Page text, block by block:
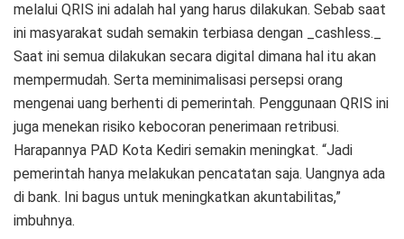
melalui QRIS ini adalah hal yang harus dilakukan. Sebab saat
ini masyarakat sudah semakin terbiasa dengan _cashless._
Saat ini semua dilakukan secara digital dimana hal itu akan
mempermudah. Serta meminimalisasi persepsi orang
mengenai uang berhenti di pemerintah. Penggunaan QRIS ini
juga menekan risiko kebocoran penerimaan retribusi.
Harapannya PAD Kota Kediri semakin meningkat. “Jadi
pemerintah hanya melakukan pencatatan saja. Uangnya ada
di bank. Ini bagus untuk meningkatkan akuntabilitas,”
imbuhnya.